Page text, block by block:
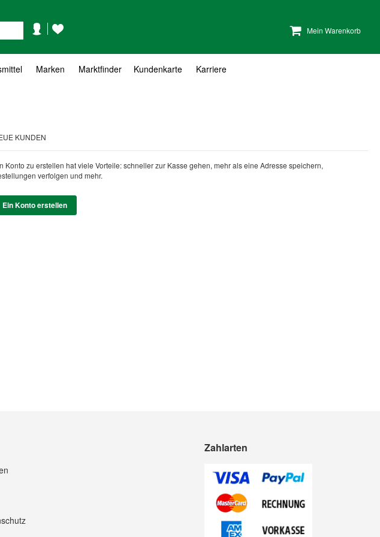
Mein Warenkorb
KontoWunschzettel
Marken Marktfinder Kundenkarte Karriere
KUNDEN
Konto zu erstellen hat viele Vorteile: schneller zur Kasse gehen, mehr als eine Adresse speichern,
verfolgen und mehr.
Ein Konto erstellen
Zahlarten